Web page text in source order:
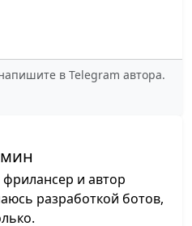
в Telegram автора.
и автор
разработкой ботов,